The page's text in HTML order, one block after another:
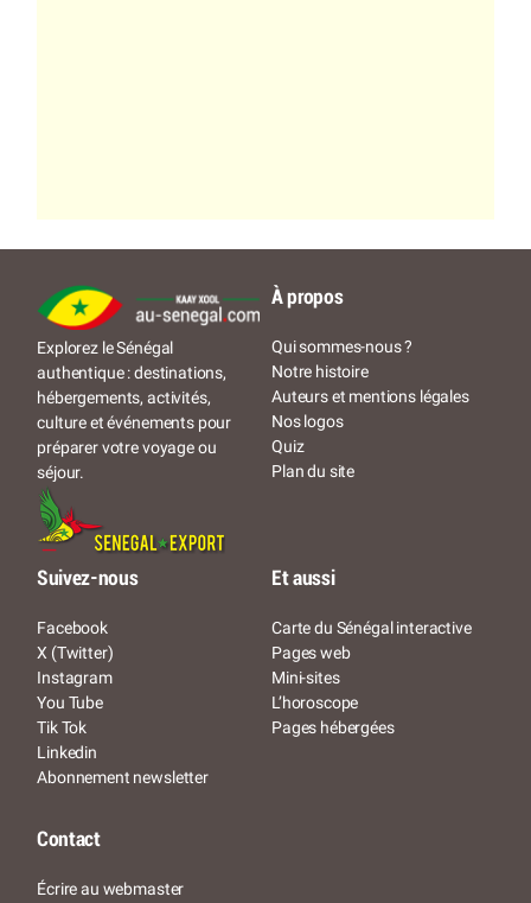
Explorez le Sénégal
authentique : destinations,
hébergements, activités,
culture et événements pour
préparer votre voyage ou
séjour.
À propos
Qui sommes-nous ?
Notre histoire
Auteurs et mentions légales
Nos logos
Quiz
Plan du site
Suivez-nous
Facebook
X (Twitter)
Instagram
You Tube
Tik Tok
Linkedin
Abonnement newsletter
Et aussi
Carte du Sénégal interactive
Pages web
Mini-sites
L’horoscope
Pages hébergées
Contact
Écrire au webmaster